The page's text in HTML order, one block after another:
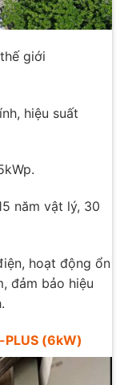
giới
hiệu suất
năm vật lý, 30
hoạt động ổn
đảm bảo hiệu
PLUS (6kW)